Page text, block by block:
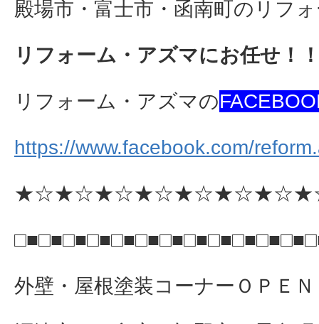
殿場市・富士市・函南町のリフ
リフォーム・アズマにお任せ！
リフォーム・アズマの
https://www.facebook.com/
外壁・屋根塗装コーナーＯＰＥ